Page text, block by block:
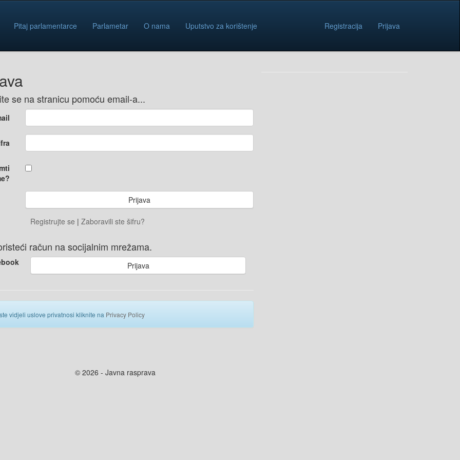
Pitaj parlamentarce Parlametar O nama Uputstvo za korištenje Registracija Prijava
se na stranicu pomoću email-a...
Registrujte se | Zaboravili ste šifru?
račun na socijalnim mrežama.
Prijava
vidjeli uslove privatnosi kliknite na Privacy Policy
© 2026 - Javna rasprava